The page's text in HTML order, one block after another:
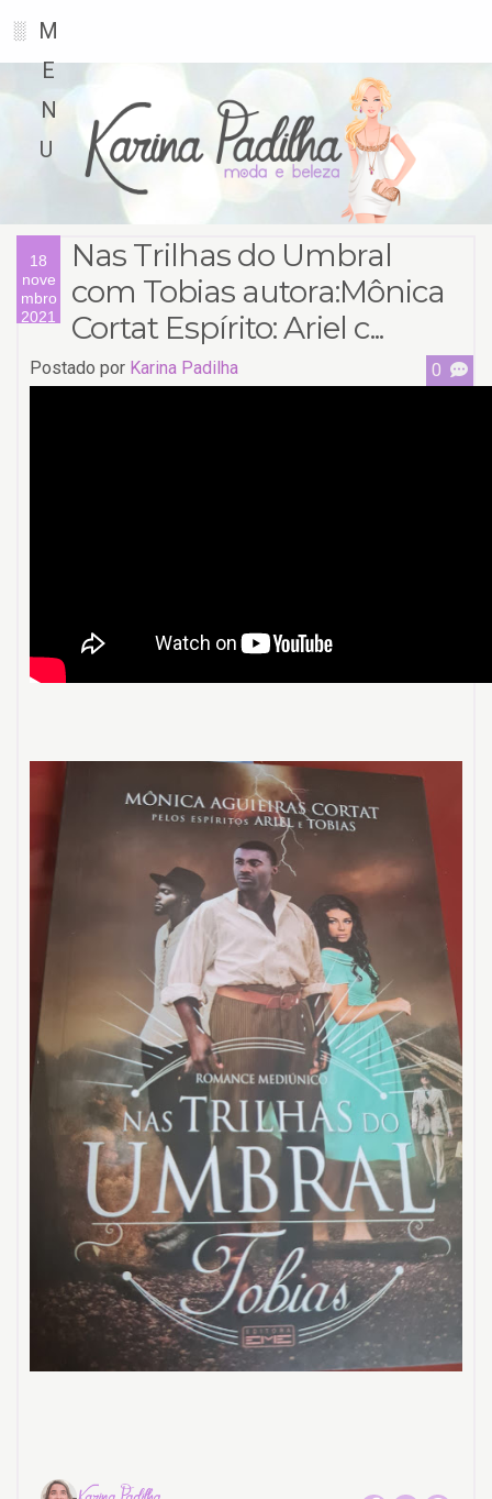
░
M
E
N
U
18
nove
mbro
2021
Nas Trilhas do Umbral
com Tobias autora:Mônica
Cortat Espírito: Ariel c...
Postado por Karina Padilha 0